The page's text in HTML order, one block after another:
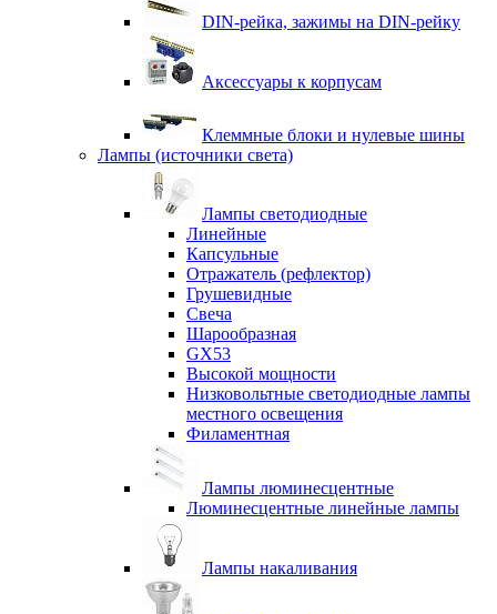
DIN-рейка, зажимы на DIN-рейку
Аксессуары к корпусам
Клеммные блоки и нулевые шины
Лампы (источники света)
Лампы светодиодные
Линейные
Капсульные
Отражатель (рефлектор)
Грушевидные
Свеча
Шарообразная
GX53
Высокой мощности
Низковольтные светодиодные лампы
местного освещения
Филаментная
Лампы люминесцентные
Люминесцентные линейные лампы
Лампы накаливания